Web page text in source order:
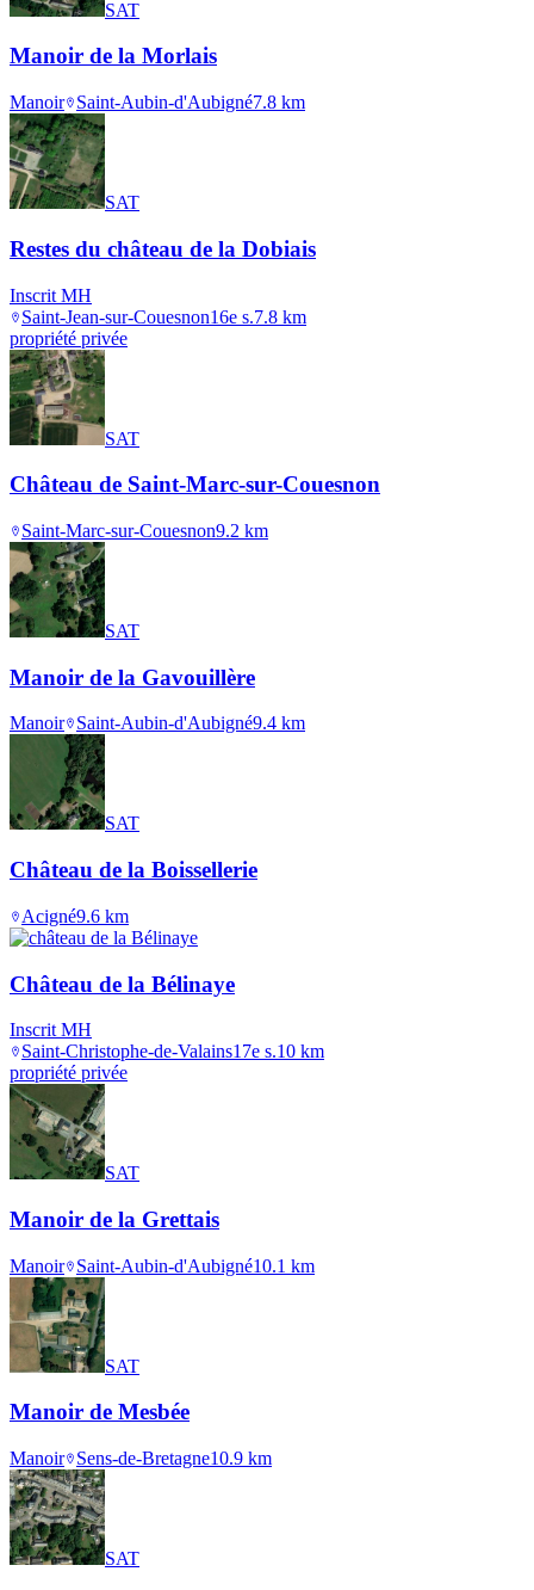
SAT
Manoir de la Morlais
Manoir Saint-Aubin-d'Aubigné7.8 km
SAT
Restes du château de la Dobiais
Inscrit MH
Saint-Jean-sur-Couesnon16e s.7.8 km
propriété privée
SAT
Château de Saint-Marc-sur-Couesnon
Saint-Marc-sur-Couesnon9.2 km
SAT
Manoir de la Gavouillère
Manoir Saint-Aubin-d'Aubigné9.4 km
SAT
Château de la Boissellerie
Acigné9.6 km
Château de la Bélinaye
Inscrit MH
Saint-Christophe-de-Valains17e s.10 km
propriété privée
SAT
Manoir de la Grettais
Manoir Saint-Aubin-d'Aubigné10.1 km
SAT
Manoir de Mesbée
Manoir Sens-de-Bretagne10.9 km
SAT